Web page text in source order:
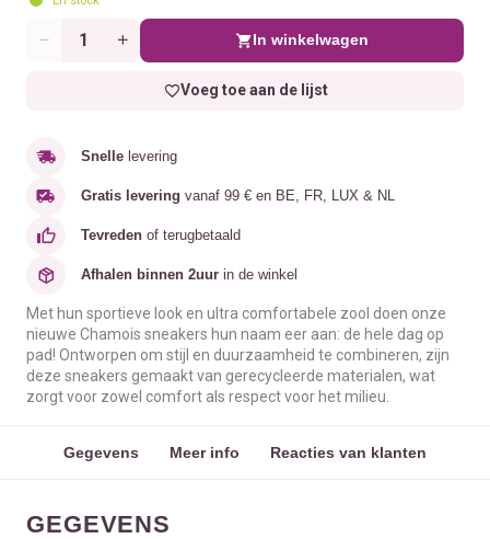
Aantal In winkelwagen
Voeg toe aan de lijst
Snelle levering
Gratis levering vanaf 99 € en BE, FR, LUX & NL
Tevreden of terugbetaald
Afhalen binnen 2uur in de winkel
Met hun sportieve look en ultra comfortabele zool doen onze
nieuwe Chamois sneakers hun naam eer aan: de hele dag op
pad! Ontworpen om stijl en duurzaamheid te combineren, zijn
deze sneakers gemaakt van gerecycleerde materialen, wat
zorgt voor zowel comfort als respect voor het milieu.
Gegevens Meer info Reacties van klanten
GEGEVENS